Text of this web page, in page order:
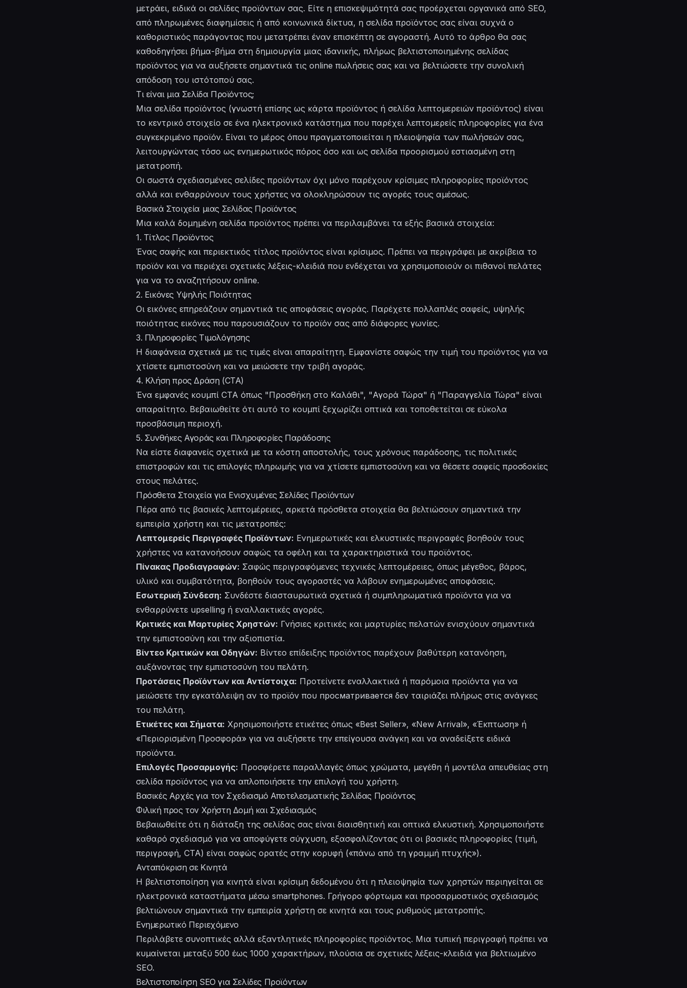
μετράει, ειδικά οι σελίδες προϊόντων σας. Είτε η επισκεψιμότητά σας προέρχεται οργανικά από SEO,
από πληρωμένες διαφημίσεις ή από κοινωνικά δίκτυα, η σελίδα προϊόντος σας είναι συχνά ο
καθοριστικός παράγοντας που μετατρέπει έναν επισκέπτη σε αγοραστή. Αυτό το άρθρο θα σας
καθοδηγήσει βήμα-βήμα στη δημιουργία μιας ιδανικής, πλήρως βελτιστοποιημένης σελίδας
προϊόντος για να αυξήσετε σημαντικά τις online πωλήσεις σας και να βελτιώσετε την συνολική
απόδοση του ιστότοπού σας.
Τι είναι μια Σελίδα Προϊόντος;
Μια σελίδα προϊόντος (γνωστή επίσης ως κάρτα προϊόντος ή σελίδα λεπτομερειών προϊόντος) είναι
το κεντρικό στοιχείο σε ένα ηλεκτρονικό κατάστημα που παρέχει λεπτομερείς πληροφορίες για ένα
συγκεκριμένο προϊόν. Είναι το μέρος όπου πραγματοποιείται η πλειοψηφία των πωλήσεών σας,
λειτουργώντας τόσο ως ενημερωτικός πόρος όσο και ως σελίδα προορισμού εστιασμένη στη
μετατροπή.
Οι σωστά σχεδιασμένες σελίδες προϊόντων όχι μόνο παρέχουν κρίσιμες πληροφορίες προϊόντος
αλλά και ενθαρρύνουν τους χρήστες να ολοκληρώσουν τις αγορές τους αμέσως.
Βασικά Στοιχεία μιας Σελίδας Προϊόντος
Μια καλά δομημένη σελίδα προϊόντος πρέπει να περιλαμβάνει τα εξής βασικά στοιχεία:
1. Τίτλος Προϊόντος
Ένας σαφής και περιεκτικός τίτλος προϊόντος είναι κρίσιμος. Πρέπει να περιγράφει με ακρίβεια το
προϊόν και να περιέχει σχετικές λέξεις-κλειδιά που ενδέχεται να χρησιμοποιούν οι πιθανοί πελάτες
για να το αναζητήσουν online.
2. Εικόνες Υψηλής Ποιότητας
Οι εικόνες επηρεάζουν σημαντικά τις αποφάσεις αγοράς. Παρέχετε πολλαπλές σαφείς, υψηλής
ποιότητας εικόνες που παρουσιάζουν το προϊόν σας από διάφορες γωνίες.
3. Πληροφορίες Τιμολόγησης
Η διαφάνεια σχετικά με τις τιμές είναι απαραίτητη. Εμφανίστε σαφώς την τιμή του προϊόντος για να
χτίσετε εμπιστοσύνη και να μειώσετε την τριβή αγοράς.
4. Κλήση προς Δράση (CTA)
Ένα εμφανές κουμπί CTA όπως "Προσθήκη στο Καλάθι", "Αγορά Τώρα" ή "Παραγγελία Τώρα" είναι
απαραίτητο. Βεβαιωθείτε ότι αυτό το κουμπί ξεχωρίζει οπτικά και τοποθετείται σε εύκολα
προσβάσιμη περιοχή.
5. Συνθήκες Αγοράς και Πληροφορίες Παράδοσης
Να είστε διαφανείς σχετικά με τα κόστη αποστολής, τους χρόνους παράδοσης, τις πολιτικές
επιστροφών και τις επιλογές πληρωμής για να χτίσετε εμπιστοσύνη και να θέσετε σαφείς προσδοκίες
στους πελάτες.
Πρόσθετα Στοιχεία για Ενισχυμένες Σελίδες Προϊόντων
Πέρα από τις βασικές λεπτομέρειες, αρκετά πρόσθετα στοιχεία θα βελτιώσουν σημαντικά την
εμπειρία χρήστη και τις μετατροπές:
Λεπτομερείς Περιγραφές Προϊόντων: Ενημερωτικές και ελκυστικές περιγραφές βοηθούν τους
χρήστες να κατανοήσουν σαφώς τα οφέλη και τα χαρακτηριστικά του προϊόντος.
Πίνακας Προδιαγραφών: Σαφώς περιγραφόμενες τεχνικές λεπτομέρειες, όπως μέγεθος, βάρος,
υλικό και συμβατότητα, βοηθούν τους αγοραστές να λάβουν ενημερωμένες αποφάσεις.
Εσωτερική Σύνδεση: Συνδέστε διασταυρωτικά σχετικά ή συμπληρωματικά προϊόντα για να
ενθαρρύνετε upselling ή εναλλακτικές αγορές.
Κριτικές και Μαρτυρίες Χρηστών: Γνήσιες κριτικές και μαρτυρίες πελατών ενισχύουν σημαντικά
την εμπιστοσύνη και την αξιοπιστία.
Βίντεο Κριτικών και Οδηγών: Βίντεο επίδειξης προϊόντος παρέχουν βαθύτερη κατανόηση,
αυξάνοντας την εμπιστοσύνη του πελάτη.
Προτάσεις Προϊόντων και Αντίστοιχα: Προτείνετε εναλλακτικά ή παρόμοια προϊόντα για να
μειώσετε την εγκατάλειψη αν το προϊόν που просматривается δεν ταιριάζει πλήρως στις ανάγκες
του πελάτη.
Ετικέτες και Σήματα: Χρησιμοποιήστε ετικέτες όπως «Best Seller», «New Arrival», «Έκπτωση» ή
«Περιορισμένη Προσφορά» για να αυξήσετε την επείγουσα ανάγκη και να αναδείξετε ειδικά
προϊόντα.
Επιλογές Προσαρμογής: Προσφέρετε παραλλαγές όπως χρώματα, μεγέθη ή μοντέλα απευθείας στη
σελίδα προϊόντος για να απλοποιήσετε την επιλογή του χρήστη.
Βασικές Αρχές για τον Σχεδιασμό Αποτελεσματικής Σελίδας Προϊόντος
Φιλική προς τον Χρήστη Δομή και Σχεδιασμός
Βεβαιωθείτε ότι η διάταξη της σελίδας σας είναι διαισθητική και οπτικά ελκυστική. Χρησιμοποιήστε
καθαρό σχεδιασμό για να αποφύγετε σύγχυση, εξασφαλίζοντας ότι οι βασικές πληροφορίες (τιμή,
περιγραφή, CTA) είναι σαφώς ορατές στην κορυφή («πάνω από τη γραμμή πτυχής»).
Ανταπόκριση σε Κινητά
Η βελτιστοποίηση για κινητά είναι κρίσιμη δεδομένου ότι η πλειοψηφία των χρηστών περιηγείται σε
ηλεκτρονικά καταστήματα μέσω smartphones. Γρήγορο φόρτωμα και προσαρμοστικός σχεδιασμός
βελτιώνουν σημαντικά την εμπειρία χρήστη σε κινητά και τους ρυθμούς μετατροπής.
Ενημερωτικό Περιεχόμενο
Περιλάβετε συνοπτικές αλλά εξαντλητικές πληροφορίες προϊόντος. Μια τυπική περιγραφή πρέπει να
κυμαίνεται μεταξύ 500 έως 1000 χαρακτήρων, πλούσια σε σχετικές λέξεις-κλειδιά για βελτιωμένο
SEO.
Βελτιστοποίηση SEO για Σελίδες Προϊόντων